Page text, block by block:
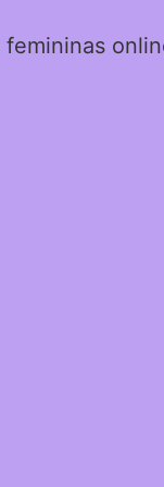
femininas